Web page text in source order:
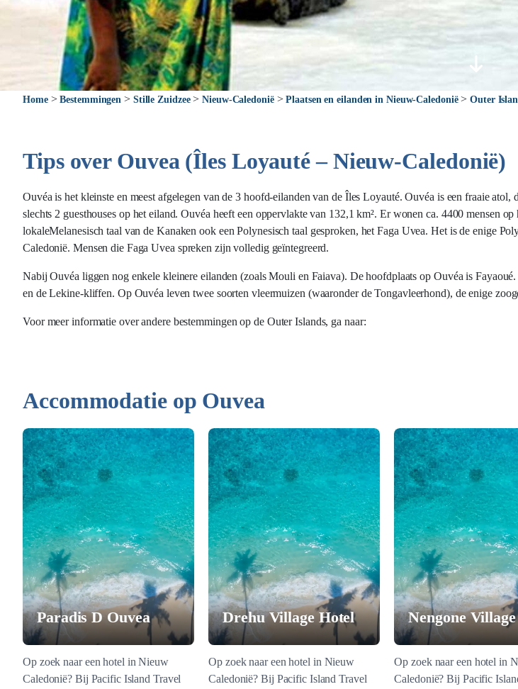
Home>Bestemmingen > Stille Zuidzee>Nieuw-Caledonië>Plaatsen en eilanden in Nieuw-Caledonië>Outer
Tips over Ouvea (Îles Loyauté – Nieuw-Caledonië)
Ouvéa is het kleinste en meest afgelegen van de 3 hoofd-eilanden van de Îles Loyauté. Ouvéa is een fraaie
slechts 2 guesthouses op het eiland. Ouvéa heeft een oppervlakte van 132,1 km². Er wonen ca. 4400 mensen
lokaleMelanesisch taal van de Kanaken ook een Polynesisch taal gesproken, het Faga Uvea. Het is de enige
Caledonië. Mensen die Faga Uvea spreken zijn volledig geïntegreerd.
Nabij Ouvéa liggen nog enkele kleinere eilanden (zoals Mouli en Faiava). De hoofdplaats op Ouvéa is
en de Lekine-kliffen. Op Ouvéa leven twee soorten vleermuizen (waaronder de Tongavleerhond), de enige
Voor meer informatie over andere bestemmingen op de Outer Islands, ga naar:
Accommodatie op Ouvea
Paradis D Ouvea
Op zoek naar een hotel in Nieuw
Caledonië? Bij Pacific Island Travel
Drehu Village Hotel
Op zoek naar een hotel in Nieuw
Caledonië? Bij Pacific Island Travel
Nengone Village
Op zoek naar een hotel in
Caledonië? Bij Pacific